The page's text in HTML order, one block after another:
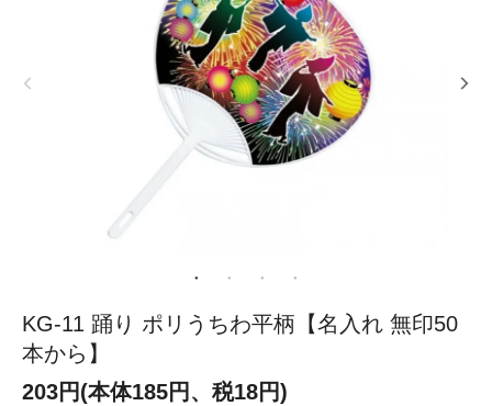
KG-11 踊り ポリうちわ平柄【名入れ 無印50
本から】
203円(本体185円、税18円)